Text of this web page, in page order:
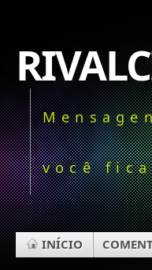
você
INÍCIO